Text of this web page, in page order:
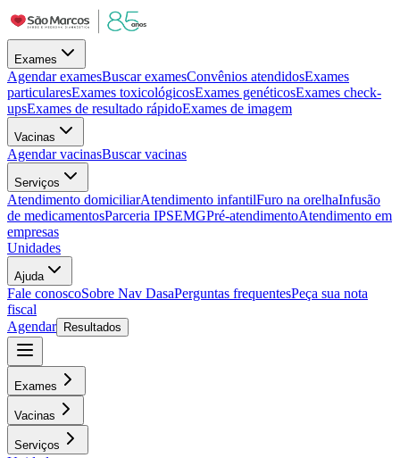
Exames
Agendar examesBuscar examesConvênios atendidosExames
particularesExames toxicológicosExames genéticosExames check-
upsExames de resultado rápidoExames de imagem
Vacinas
Agendar vacinasBuscar vacinas
Serviços
Atendimento domiciliarAtendimento infantilFuro na orelhaInfusão
de medicamentosParceria IPSEMGPré-atendimentoAtendimento em
empresas
Unidades
Ajuda
Fale conoscoSobre Nav DasaPerguntas frequentesPeça sua nota
fiscal
Agendar
Resultados
Exames
Vacinas
Serviços